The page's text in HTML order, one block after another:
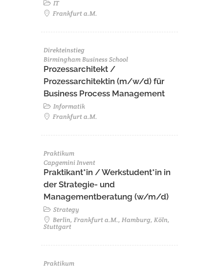
IT
Frankfurt a.M.
Direkteinstieg
Birmingham Business School
Prozessarchitekt /
Prozessarchitektin (m/w/d) für
Business Process Management
Informatik
Frankfurt a.M.
Praktikum
Capgemini Invent
Praktikant*in / Werkstudent*in in
der Strategie- und
Managementberatung (w/m/d)
Strategy
Berlin, Frankfurt a.M., Hamburg, Köln,
Stuttgart
Praktikum